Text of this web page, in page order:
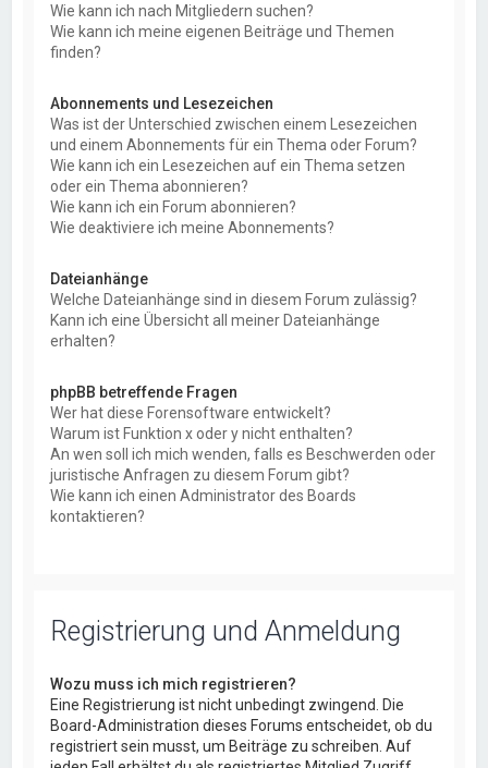
Wie kann ich nach Mitgliedern suchen?
Wie kann ich meine eigenen Beiträge und Themen
finden?
Abonnements und Lesezeichen
Was ist der Unterschied zwischen einem Lesezeichen
und einem Abonnements für ein Thema oder Forum?
Wie kann ich ein Lesezeichen auf ein Thema setzen
oder ein Thema abonnieren?
Wie kann ich ein Forum abonnieren?
Wie deaktiviere ich meine Abonnements?
Dateianhänge
Welche Dateianhänge sind in diesem Forum zulässig?
Kann ich eine Übersicht all meiner Dateianhänge
erhalten?
phpBB betreffende Fragen
Wer hat diese Forensoftware entwickelt?
Warum ist Funktion x oder y nicht enthalten?
An wen soll ich mich wenden, falls es Beschwerden oder
juristische Anfragen zu diesem Forum gibt?
Wie kann ich einen Administrator des Boards
kontaktieren?
Registrierung und Anmeldung
Wozu muss ich mich registrieren?
Eine Registrierung ist nicht unbedingt zwingend. Die
Board-Administration dieses Forums entscheidet, ob du
registriert sein musst, um Beiträge zu schreiben. Auf